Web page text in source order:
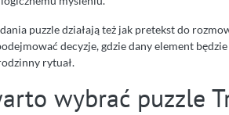
puzzle działają też jak pretekst do
decyzje, gdzie dany element
rytuał.
wybrać puzzle